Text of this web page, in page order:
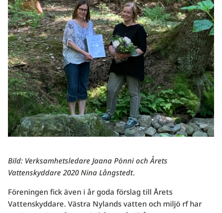
Bild: Verksamhetsledare Jaana Pönni och Årets
Vattenskyddare 2020 Nina Långstedt.
Föreningen fick även i år goda förslag till Årets
Vattenskyddare. Västra Nylands vatten och miljö rf har